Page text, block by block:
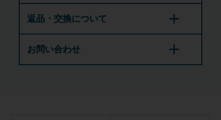
返品・交換について
お問い合わせ